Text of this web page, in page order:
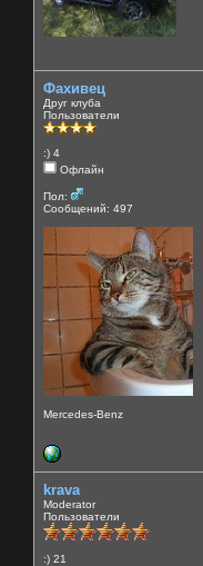
Фахивец
Друг клуба
Пользователи
:) 4
Офлайн
Пол:
Сообщений: 497
Mercedes-Benz
krava
Moderator
Пользователи
:) 21